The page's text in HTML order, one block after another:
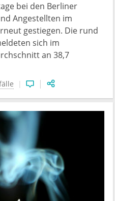
bei den Berliner
Angestellten im
gestiegen. Die rund
sich im
an 38,7